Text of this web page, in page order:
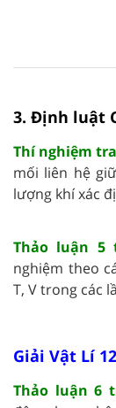
3. Định luật
Thí nghiệm
mối liên hệ
lượng khí xác
Thảo luận 5
nghiệm theo
T, V trong các
Giải Vật Lí
Thảo luận 6